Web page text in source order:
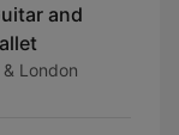
and
London